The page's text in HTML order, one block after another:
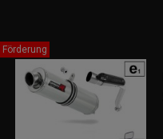
Förderung